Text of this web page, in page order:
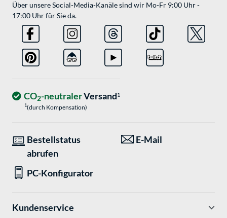
Über unsere Social-Media-Kanäle sind wir Mo-Fr 9:00 Uhr -
17:00 Uhr für Sie da.
CO2-neutralerVersand1
1(durch Kompensation)
Bestellstatus
abrufen
E-Mail
PC-Konfigurator
Kundenservice